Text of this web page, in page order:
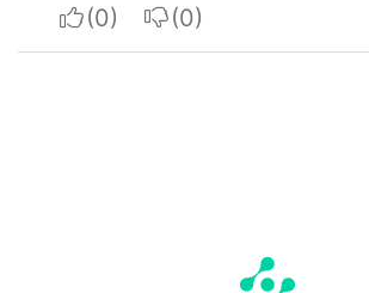
I apreciateI do not appreciate